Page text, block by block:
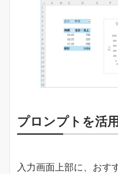
プロンプトを活
入力画面上部に、おす